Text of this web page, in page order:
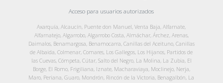
Acceso para usuarios autorizados
Axarquía, Alcaucín, Puente don Manuel, Venta Baja, Alfarnate,
Alfarnatejo, Algarrobo, Algarrobo Costa, Almáchar, Árchez, Arenas,
Daimalos, Benamargosa, Benamocarra, Canillas del Aceituno, Canillas
de Albaida, Colmenar, Comares, Los Gallegos, Los Hijanos, Partidos de
las Cuevas, Cómpeta, Cútar, Salto del Negro, La Molina, La Zubia, El
Borge, El Romo, Frigiliana, Iznate, Macharaviaya, Moclinejo, Nerja,
Maro, Periana, Guaro, Mondrón, Rincón de la Victoria, Benagalbón, La